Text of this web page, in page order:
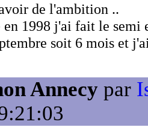
de l'ambition ..
1998 j'ai fait le semi
soit 6 mois et
Annecy par